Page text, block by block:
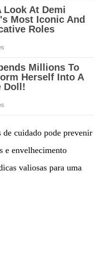
cuidado pode prevenir
e envelhecimento
valiosas para uma